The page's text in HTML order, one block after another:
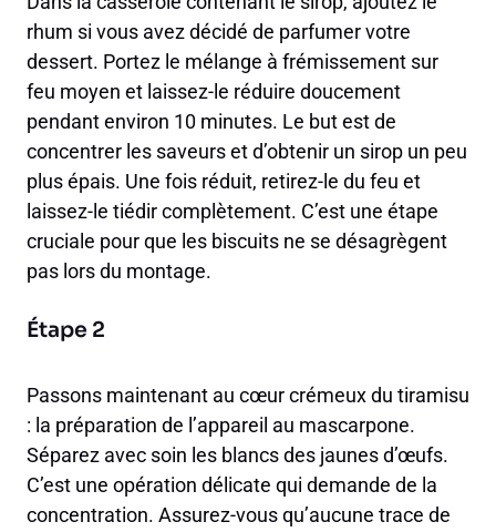
rhum si vous avez décidé de parfumer votre
dessert. Portez le mélange à frémissement sur
feu moyen et laissez-le réduire doucement
pendant environ 10 minutes. Le but est de
concentrer les saveurs et d’obtenir un sirop un peu
plus épais. Une fois réduit, retirez-le du feu et
laissez-le tiédir complètement. C’est une étape
cruciale pour que les biscuits ne se désagrègent
pas lors du montage.
Étape 2
Passons maintenant au cœur crémeux du tiramisu
: la préparation de l’appareil au mascarpone.
Séparez avec soin les blancs des jaunes d’œufs.
C’est une opération délicate qui demande de la
concentration. Assurez-vous qu’aucune trace de